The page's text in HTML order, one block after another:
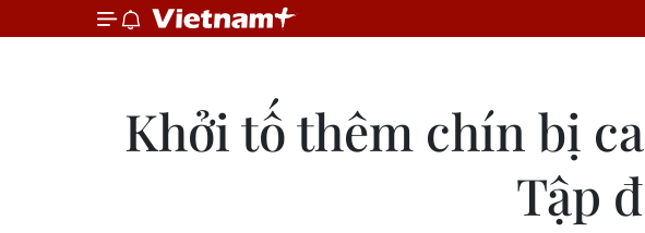
Khởi tố thêm chín bị
Tập